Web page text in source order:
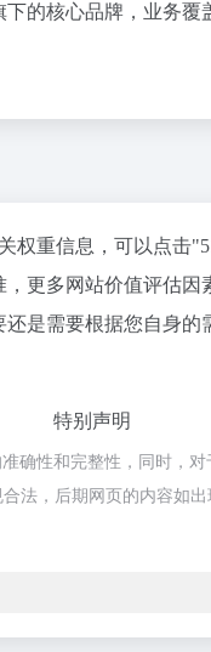
下的核心品牌，业务覆
权重信息，可以点击"
更多网站价值评估因
是需要根据您自身
特别声明
确性和完整性，同时，
法，后期网页的内容如